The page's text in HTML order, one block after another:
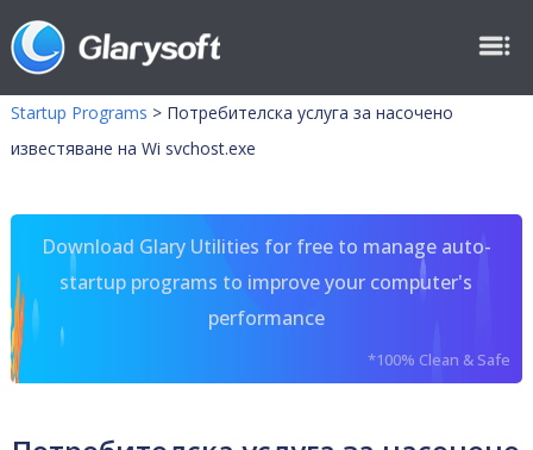
Startup Programs > Потребителска услуга за насочено
известяване на Wi svchost.exe
Download Glary Utilities for free to manage auto-
startup programs to improve your computer's
performance
*100% Clean & Safe